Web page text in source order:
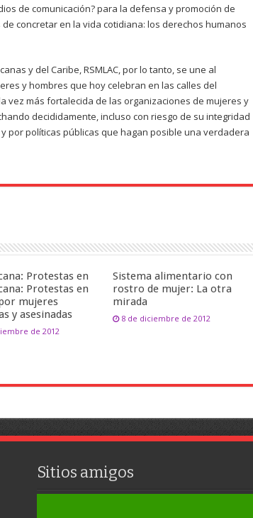
de comunicación? para la defensa y promoción de
concretar en la vida cotidiana: los derechos humanos
y del Caribe, RSMLAC, por lo tanto, se une al
y hombres que hoy celebran en las calles del
vez más fortalecida de las organizaciones de mujeres y
decididamente, incluso con riesgo de su integridad
por políticas públicas que hagan posible una verdadera
Protestas en
Protestas en
mujeres
y asesinadas
de 2012
Sistema alimentario con
rostro de mujer: La otra
mirada
8 de diciembre de 2012
Sitios amigos